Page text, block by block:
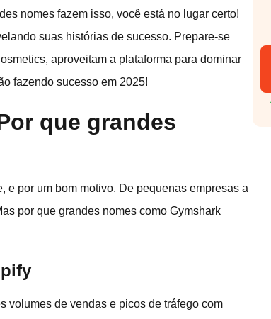
nomes fazem isso, você está no lugar certo!
suas histórias de sucesso. Prepare-se
aproveitam a plataforma para dominar
fazendo sucesso em 2025!
que grandes
por um bom motivo. De pequenas empresas a
por que grandes nomes como Gymshark
volumes de vendas e picos de tráfego com